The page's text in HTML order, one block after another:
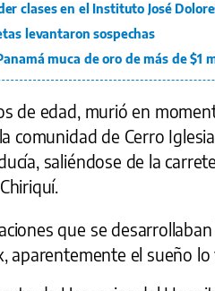
clases en el Instituto José
levantaron sospechas
muca de oro de más de $1
de edad, murió en
comunidad de Cerro
saliéndose de la
que se
aparentemente el sueño